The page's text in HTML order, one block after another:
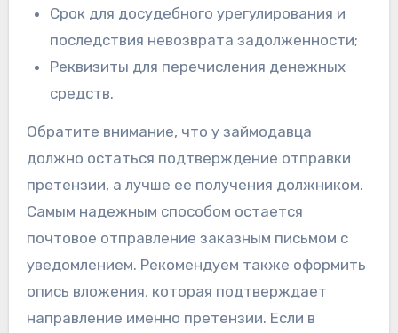
Срок для досудебного урегулирования и
последствия невозврата задолженности;
Реквизиты для перечисления денежных
средств.
Обратите внимание, что у займодавца
должно остаться подтверждение отправки
претензии, а лучше ее получения должником.
Самым надежным способом остается
почтовое отправление заказным письмом с
уведомлением. Рекомендуем также оформить
опись вложения, которая подтверждает
направление именно претензии. Если в